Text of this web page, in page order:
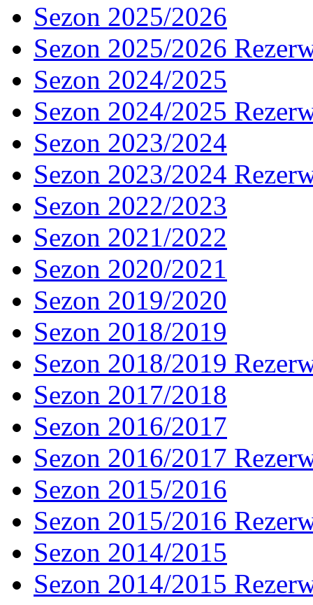
Sezon 2025/2026
Sezon 2025/2026
Sezon 2024/2025
Sezon 2024/2025
Sezon 2023/2024
Sezon 2023/2024
Sezon 2022/2023
Sezon 2021/2022
Sezon 2020/2021
Sezon 2019/2020
Sezon 2018/2019
Sezon 2018/2019
Sezon 2017/2018
Sezon 2016/2017
Sezon 2016/2017
Sezon 2015/2016
Sezon 2015/2016
Sezon 2014/2015
Sezon 2014/2015